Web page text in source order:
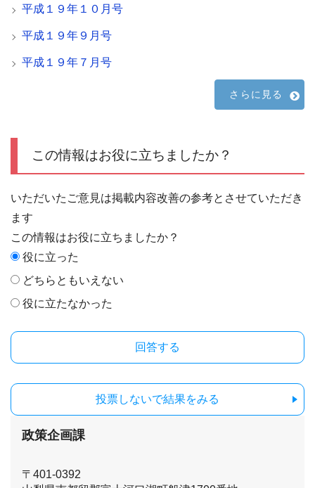
平成１９年１０月号
平成１９年９月号
平成１９年７月号
さらに見る
この情報はお役に立ちましたか？
いただいたご意見は掲載内容改善の参考とさせていただき
ます
この情報はお役に立ちましたか？
役に立った
どちらともいえない
役に立たなかった
投票しないで結果をみる
政策企画課
〒401-0392